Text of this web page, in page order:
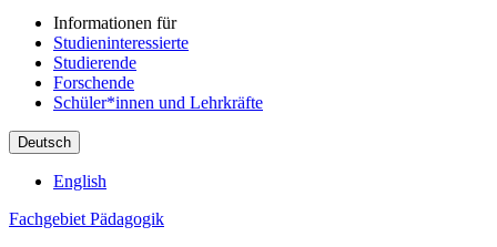
Informationen für
Studieninteressierte
Studierende
Forschende
Schüler*innen und Lehrkräfte
Deutsch
English
Fachgebiet Pädagogik